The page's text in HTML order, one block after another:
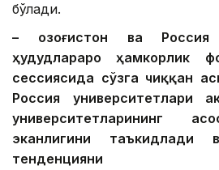
бўлади.
– Қозоғистон ва
ҳудудлараро ҳамкорлик
сессиясида сўзга чиққан
Россия университетлари
университетларининг
эканлигини
тенденцияни